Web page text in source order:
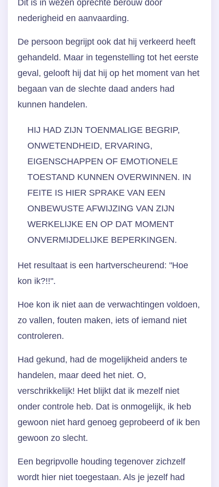
Dit is in wezen oprechte berouw door
nederigheid en aanvaarding.
De persoon begrijpt ook dat hij verkeerd heeft
gehandeld. Maar in tegenstelling tot het eerste
geval, gelooft hij dat hij op het moment van het
begaan van de slechte daad anders had
kunnen handelen.
HIJ HAD ZIJN TOENMALIGE BEGRIP,
ONWETENDHEID, ERVARING,
EIGENSCHAPPEN OF EMOTIONELE
TOESTAND KUNNEN OVERWINNEN. IN
FEITE IS HIER SPRAKE VAN EEN
ONBEWUSTE AFWIJZING VAN ZIJN
WERKELIJKE EN OP DAT MOMENT
ONVERMIJDELIJKE BEPERKINGEN.
Het resultaat is een hartverscheurend: "Hoe
kon ik?!!".
Hoe kon ik niet aan de verwachtingen voldoen,
zo vallen, fouten maken, iets of iemand niet
controleren.
Had gekund, had de mogelijkheid anders te
handelen, maar deed het niet. O,
verschrikkelijk! Het blijkt dat ik mezelf niet
onder controle heb. Dat is onmogelijk, ik heb
gewoon niet hard genoeg geprobeerd of ik ben
gewoon zo slecht.
Een begripvolle houding tegenover zichzelf
wordt hier niet toegestaan. Als je jezelf had